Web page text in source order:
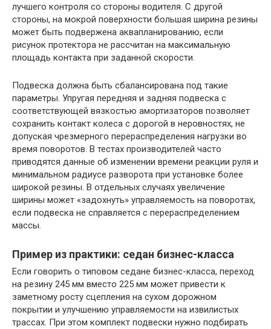
лучшего контроля со стороны водителя. С другой
стороны, на мокрой поверхности большая ширина резины
может быть подвержена аквапланированию, если
рисунок протектора не рассчитан на максимальную
площадь контакта при заданной скорости.
Подвеска должна быть сбалансирована под такие
параметры. Упругая передняя и задняя подвеска с
соответствующей вязкостью амортизаторов позволяет
сохранить контакт колеса с дорогой в неровностях, не
допуская чрезмерного перераспределения нагрузки во
время поворотов. В тестах производителей часто
приводятся данные об изменении времени реакции руля и
минимальном радиусе разворота при установке более
широкой резины. В отдельных случаях увеличение
ширины может «задохнуть» управляемость на поворотах,
если подвеска не справляется с перераспределением
массы.
Пример из практики: седан бизнес-класса
Если говорить о типовом седане бизнес-класса, переход
на резину 245 мм вместо 225 мм может привести к
заметному росту сцепления на сухом дорожном
покрытии и улучшению управляемости на извилистых
трассах. При этом комплект подвески нужно подбирать